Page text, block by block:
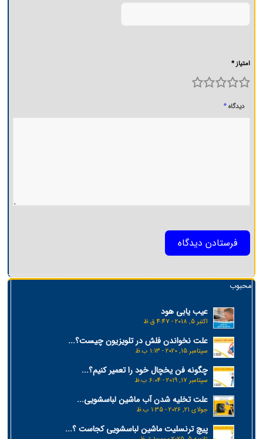
امتیاز *
4 3 2 1
دیدگاه*
محبوب
عیب یابی هود
اکتبر 5, 2018 - 4:47 ق.ظ
علت نخواندن فلش در تلویزیون چیست؟...
سپتامبر 15, 2020 - 1:13 ب.ظ
چگونه فن یخچال خود را تعمیر کنیم؟...
سپتامبر 17, 2019 - 6:04 ب.ظ
علت تخلیه شدن آب ماشین لباسشویی...
جولای 21, 2026 - 1:35 ب.ظ
پیچ ترنسلیت ماشین لباسشویی کجاست ؟...